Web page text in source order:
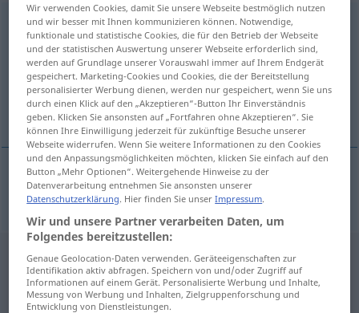
cupat (po-) (za-<-u/-ám>),cupitat (za-)
Übersicht aller Übersetzungen
(Für mehr Details die Übersetzung anklicken/antippen)
trippeln
trippelnKind cupat
Wir verwenden Cookies, damit Sie unsere Webseite bestmöglich nutzen
und wir besser mit Ihnen kommunizieren können. Notwendige,
funktionale und statistische Cookies, die für den Betrieb der Webseite
und der statistischen Auswertung unserer Webseite erforderlich sind,
werden auf Grundlage unserer Vorauswahl immer auf Ihrem Endgerät
gespeichert. Marketing-Cookies und Cookies, die der Bereitstellung
personalisierter Werbung dienen, werden nur gespeichert, wenn Sie uns
durch einen Klick auf den „Akzeptieren“-Button Ihr Einverständnis
geben. Klicken Sie ansonsten auf „Fortfahren ohne Akzeptieren“. Sie
können Ihre Einwilligung jederzeit für zukünftige Besuche unserer
Webseite widerrufen. Wenn Sie weitere Informationen zu den Cookies
und den Anpassungsmöglichkeiten möchten, klicken Sie einfach auf den
Button „Mehr Optionen“. Weitergehende Hinweise zu der
Datenverarbeitung entnehmen Sie ansonsten unserer
Datenschutzerklärung. Hier finden Sie unserImpressum.
Wir und unsere Partner verarbeiten Daten, um
Folgendes bereitzustellen:
Genaue Geolocation-Daten verwenden. Geräteeigenschaften zur
Identifikation aktiv abfragen. Speichern von und/oder Zugriff auf
Informationen auf einem Gerät. Personalisierte Werbung und Inhalte,
Messung von Werbung und Inhalten, Zielgruppenforschung und
Entwicklung von Dienstleistungen.